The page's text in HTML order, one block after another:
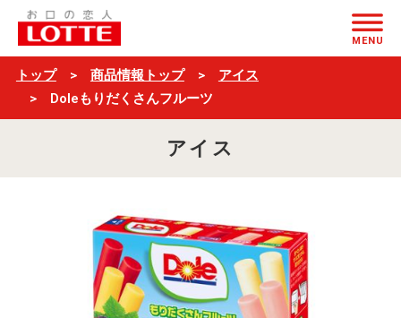
Dole
も
り
く
ん
MENU
トップ 商品情報トップ
アイス
Doleもりだくさんフルーツ
アイス